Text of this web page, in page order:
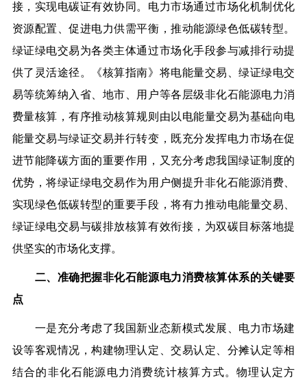
接，实现电碳证有效协同。 电力市场通过市场化机制优化
资源配置、促进电力供需平衡，推动能源绿色低碳转型。
绿证绿电交易为各类主体通过市场化手段参与减排行动提
供了灵活途径。《核算指南》将电能量交易、绿证绿电交
易等统筹纳入省、地市、用户等各层级非化石能源电力消
费量核算，有序推动核算规则由以电能量交易为基础向电
能量交易与绿证交易并行转变，既充分发挥电力市场在促
进节能降碳方面的重要作用，又充分考虑我国绿证制度的
优势，将绿证绿电交易作为用户侧提升非化石能源消费、
实现绿色低碳转型的重要手段，将有力推动电能量交易、
绿证绿电交易与碳排放核算有效衔接，为双碳目标落地提
供坚实的市场化支撑。
二、准确把握非化石能源电力消费核算体系的关键要
点
一是充分考虑了我国新业态新模式发展、电力市场建
设等客观情况，构建物理认定、交易认定、分摊认定等相
结合的非化石能源电力消费统计核算方式。物理认定方